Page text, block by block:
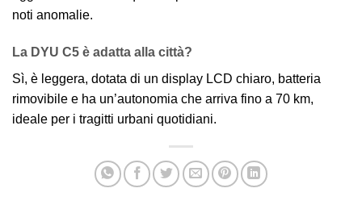
noti anomalie.
La DYU C5 è adatta alla città?
Sì, è leggera, dotata di un display LCD chiaro, batteria
rimovibile e ha un’autonomia che arriva fino a 70 km,
ideale per i tragitti urbani quotidiani.